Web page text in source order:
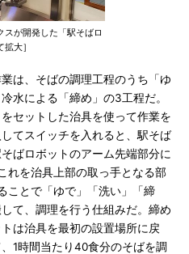
スが開発した「駅そばロ
大］
は、そばの調理工程のうち「ゆ
水による「締め」の3工程だ。
セットした治具を使って作業を
てスイッチを入れると、駅そば
ばロボットのアーム先端部分に
れを治具上部の取っ手となる部
ことで「ゆで」「洗い」「締
て、調理を行う仕組みだ。締め
は治具を最初の設置場所に戻
1時間当たり40食分のそばを調